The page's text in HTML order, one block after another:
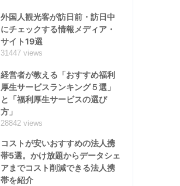
外国人観光客が訪日前・訪日中
にチェックする情報メディア・
サイト19選
31447 views
経営者が教える「おすすめ福利
厚生サービスランキング５選」
と「福利厚生サービスの選び
方」
28842 views
コストが安いおすすめの法人携
帯5選。かけ放題からデータシェ
アまでコスト削減できる法人携
帯を紹介